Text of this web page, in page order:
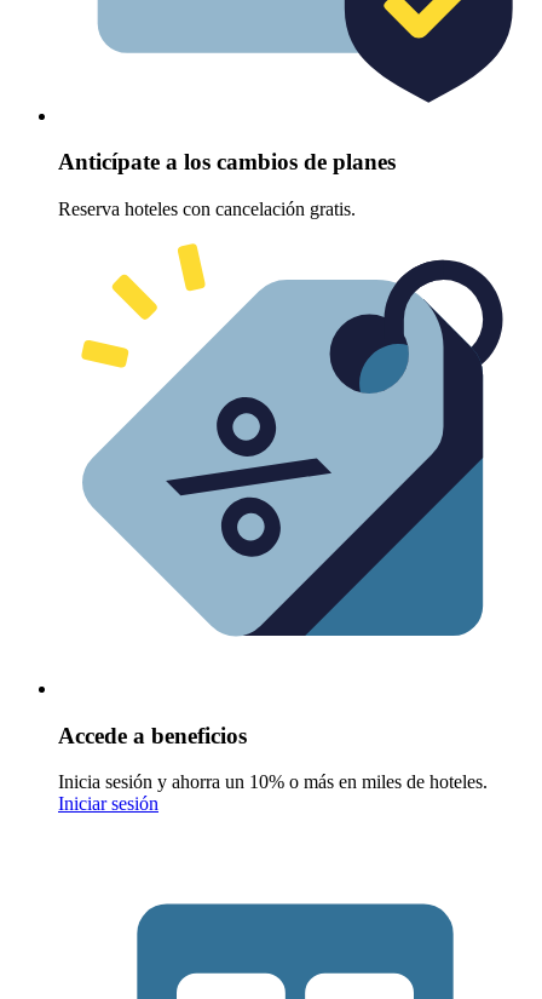
Anticípate a los cambios de planes
Reserva hoteles con cancelación gratis.
Accede a beneficios
Inicia sesión y ahorra un 10% o más en miles de hoteles.
Iniciar sesión